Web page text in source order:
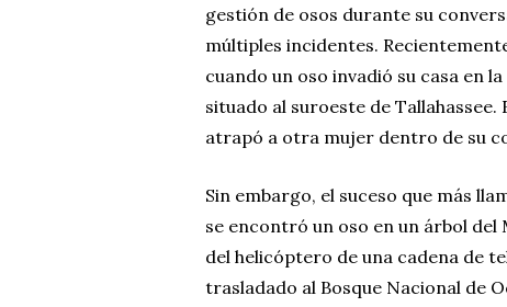
gestión de osos durante su
múltiples incidentes.
cuando un oso invadió su casa en
situado al suroeste de
atrapó a otra mujer dentro de su
Sin embargo, el suceso que más
se encontró un oso en un árbol del
del helicóptero de una cadena de
trasladado al Bosque Nacional de